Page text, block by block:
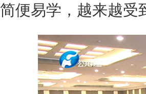
简便易学，越来越受